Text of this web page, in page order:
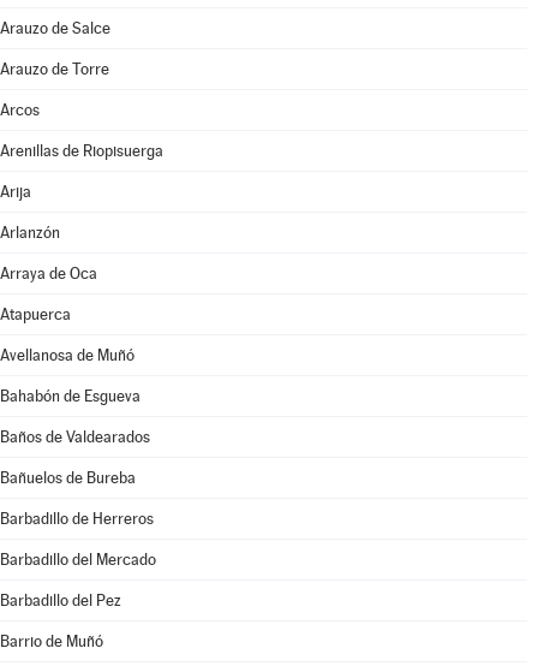
Arauzo de Salce
Arauzo de Torre
Arcos
Arenillas de Riopisuerga
Arija
Arlanzón
Arraya de Oca
Atapuerca
Avellanosa de Muñó
Bahabón de Esgueva
Baños de Valdearados
Bañuelos de Bureba
Barbadillo de Herreros
Barbadillo del Mercado
Barbadillo del Pez
Barrio de Muñó